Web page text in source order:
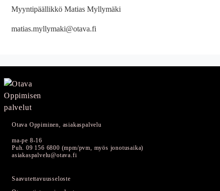
Myyntipäällikkö Matias Myllymäki
matias.myllymaki@otava.fi
Otava Oppiminen, asiakaspalvelu
ma-pe 8-16
Puh. 09 156 6800 (mpm/pvm, myös jonotusaika)
asiakaspalvelu@otava.fi
Saavutettavuusseloste